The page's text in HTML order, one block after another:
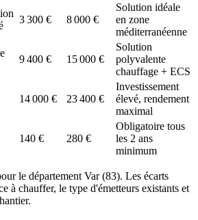
3 300 € 8 000 €
Solution idéale
en zone
méditerranéenne
9 400 € 15 000 €
Solution
polyvalente
chauffage + ECS
14 000 € 23 400 €
Investissement
élevé, rendement
maximal
140 € 280 €
Obligatoire tous
les 2 ans
minimum
le département Var(83). Les écarts
à chauffer, le type d'émetteurs existants et